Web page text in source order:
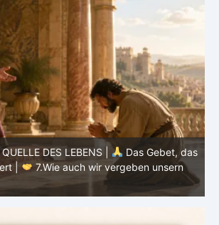
DES LEBENS |
Das Gebet, das
|
7.Wie auch wir vergeben unsern